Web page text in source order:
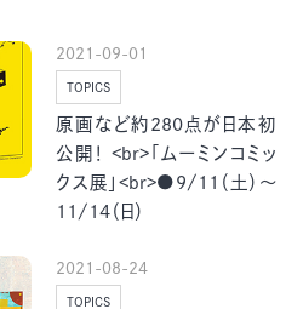
まち・スポット
2021-09-01
TOPICS
原画など約280点が日本初
公開！ <br>「ムーミンコミッ
クス展」<br>●9/11（土）～
11/14（日）
2021-08-24
TOPICS